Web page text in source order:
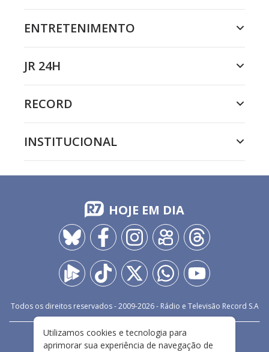
ENTRETENIMENTO
JR 24H
RECORD
INSTITUCIONAL
HOJE EM DIA
Todos os direitos reservados - 2009-2026- Rádio e Televisão Record S.A
FALE CONOSCO
PRIVACIDADE
Utilizamos cookies e tecnologia para
aprimorar sua experiência de navegação de